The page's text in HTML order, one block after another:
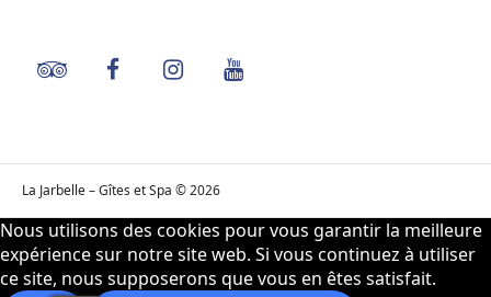
La Jarbelle – Gîtes et Spa © 2026
Nous utilisons des cookies pour vous garantir la meilleure
expérience sur notre site web. Si vous continuez à utiliser
ce site, nous supposerons que vous en êtes satisfait.